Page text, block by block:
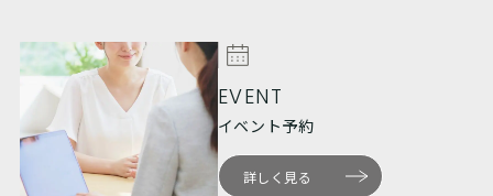
EVENT
イベント予約
詳しく見る